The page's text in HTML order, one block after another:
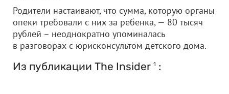
Родители настаивают, что сумма, которую органы
опеки требовали с них за ребенка, — 80 тысяч
рублей – неоднократно упоминалась
в разговорах с юрисконсультом детского дома.
Из публикации The Insider 1 :